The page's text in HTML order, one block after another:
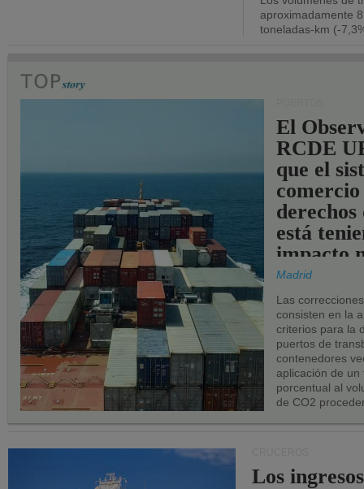
aproximadamente
toneladas-km (-
El
RCDE
que el
comercio
derechos
está
impacto
los
UE.
Madrid
Las
consisten en la
criterios para la
puertos de
contenedores
aplicación de
porcentual al
de CO2
Los